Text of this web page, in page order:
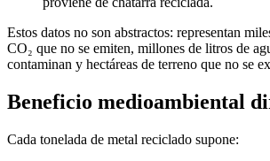
Estos datos no son abstractos: representan
CO₂ que no se emiten, millones de litros de
contaminan y hectáreas de terreno que no se
Beneficio medioambiental
Cada tonelada de metal reciclado supone: